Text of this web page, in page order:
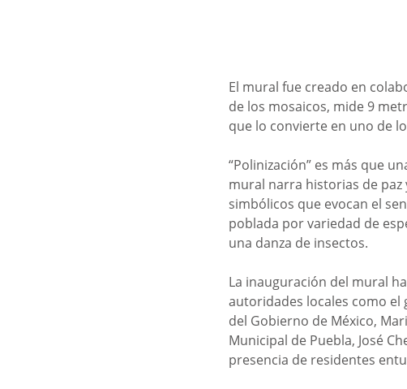
El mural fue creado en
de los mosaicos, mide 9
que lo convierte en uno de
“Polinización” es más que
mural narra historias de paz
simbólicos que evocan el
poblada por variedad de
una danza de insectos.
La inauguración del mural
autoridades locales como el
del Gobierno de México,
Municipal de Puebla, José
presencia de residentes